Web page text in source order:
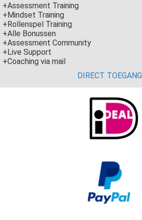
+Assessment Training
+Mindset Training
+Rollenspel Training
+Alle Bonussen
+Assessment Community
+Live Support
+Coaching via mail
DIRECT TOEGANG